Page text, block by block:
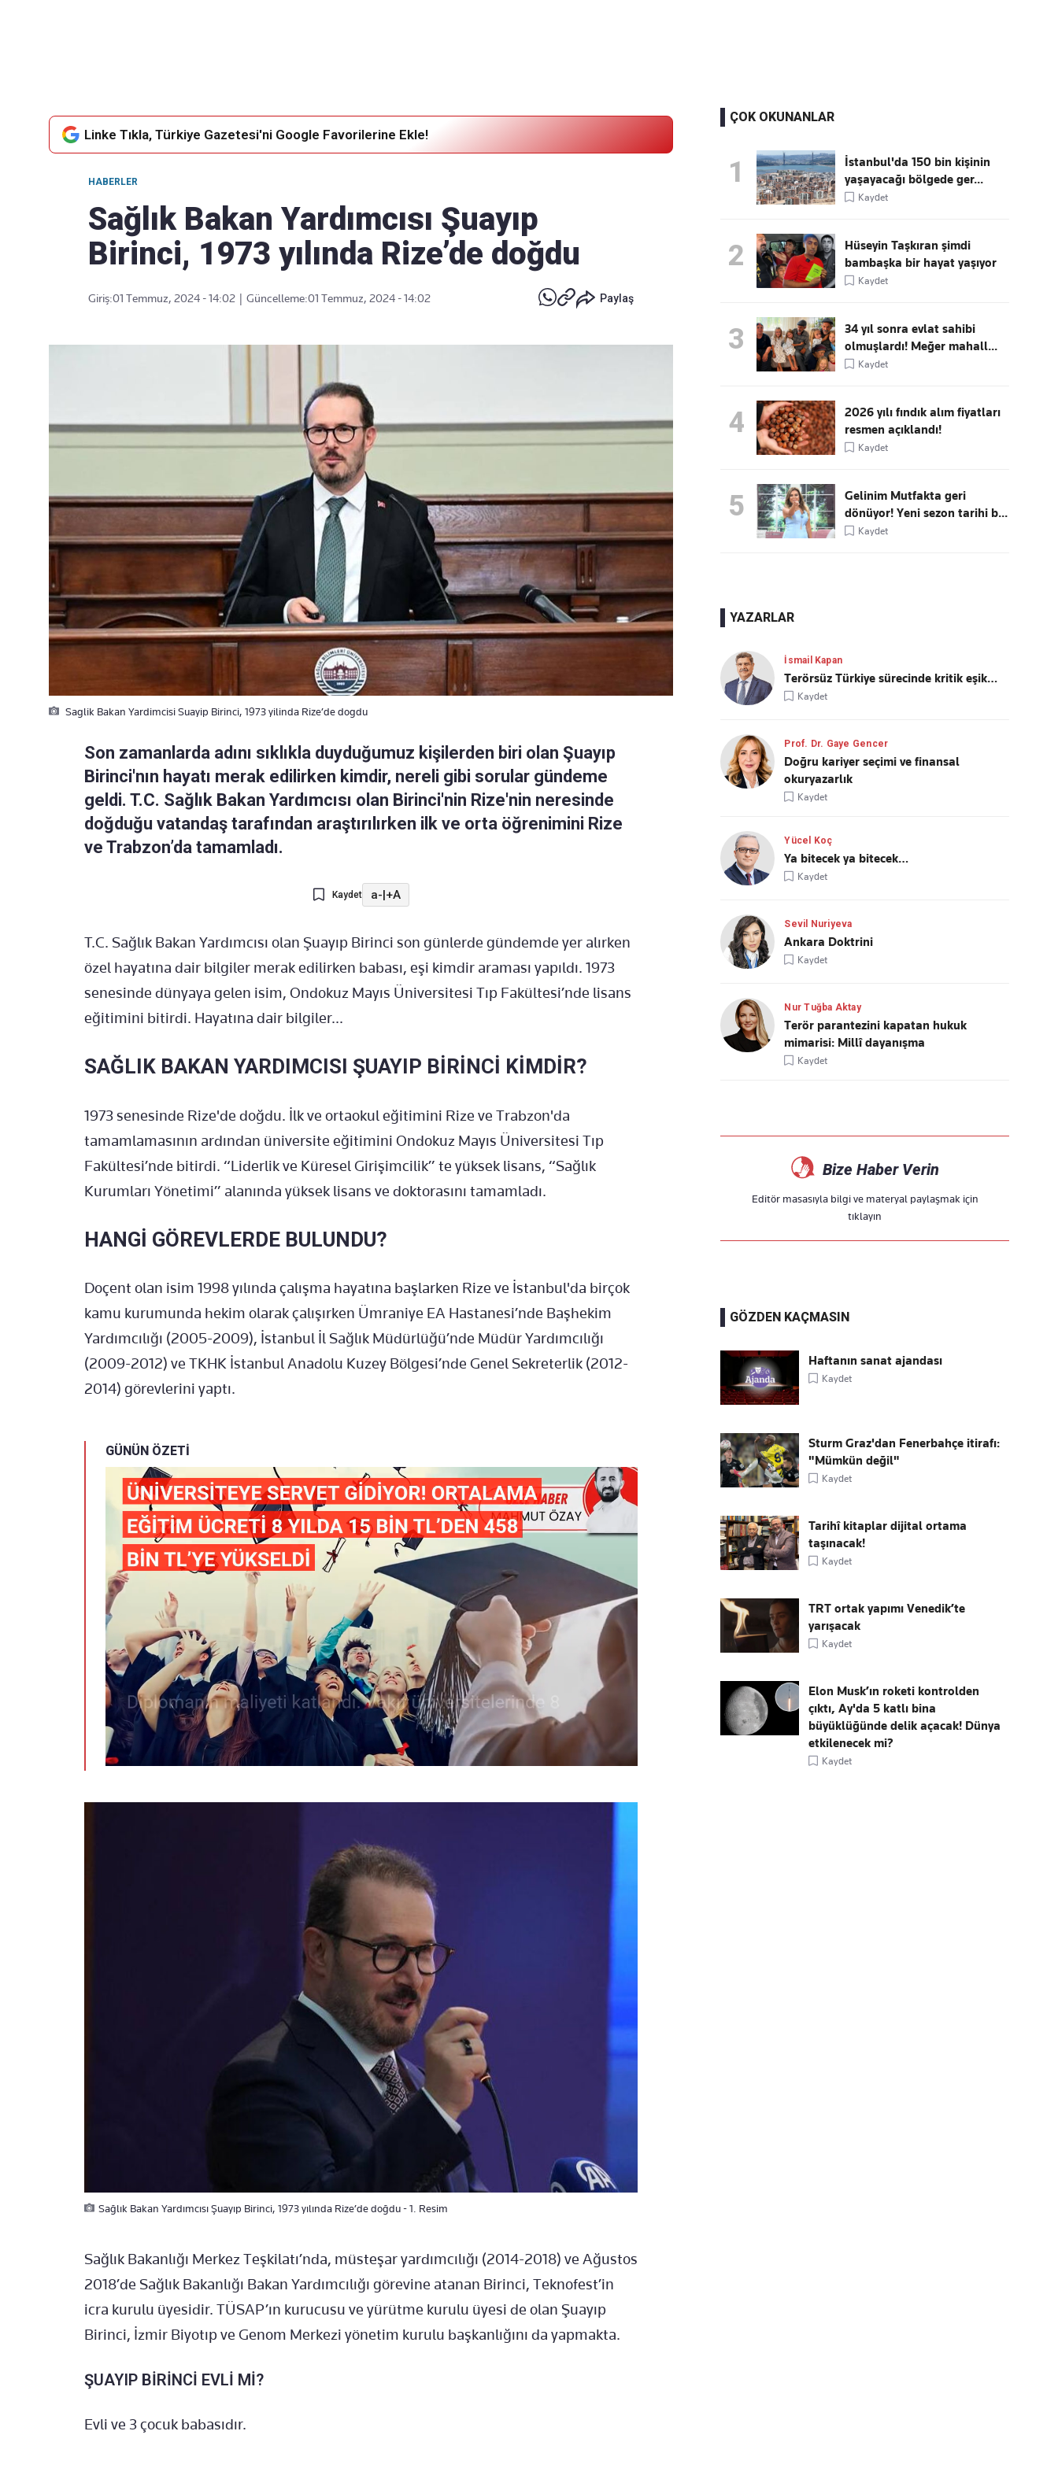
Linke Tıkla, Türkiye Gazetesi'ni Google Favorilerine Ekle!
HABERLER
Sağlık Bakan Yardımcısı Şuayıp
Birinci, 1973 yılında Rize’de doğdu
Giriş:01 Temmuz, 2024 - 14:02 Güncelleme:01 Temmuz, 2024 - 14:02 Paylaş
Saglik Bakan Yardimcisi Suayip Birinci, 1973 yilinda Rize’de dogdu
Son zamanlarda adını sıklıkla duyduğumuz kişilerden biri olan Şuayıp
Birinci'nın hayatı merak edilirken kimdir, nereli gibi sorular gündeme
geldi. T.C. Sağlık Bakan Yardımcısı olan Birinci'nin Rize'nin neresinde
doğduğu vatandaş tarafından araştırılırken ilk ve orta öğrenimini Rize
ve Trabzon’da tamamladı.
Kaydet a-|+A
T.C. Sağlık Bakan Yardımcısı olan Şuayıp Birinci son günlerde gündemde yer alırken
özel hayatına dair bilgiler merak edilirken babası, eşi kimdir araması yapıldı. 1973
senesinde dünyaya gelen isim, Ondokuz Mayıs Üniversitesi Tıp Fakültesi’nde lisans
eğitimini bitirdi. Hayatına dair bilgiler...
SAĞLIK BAKAN YARDIMCISI ŞUAYIP BİRİNCİ KİMDİR?
1973 senesinde Rize'de doğdu. İlk ve ortaokul eğitimini Rize ve Trabzon'da
tamamlamasının ardından üniversite eğitimini Ondokuz Mayıs Üniversitesi Tıp
Fakültesi’nde bitirdi. “Liderlik ve Küresel Girişimcilik” te yüksek lisans, “Sağlık
Kurumları Yönetimi” alanında yüksek lisans ve doktorasını tamamladı.
HANGİ GÖREVLERDE BULUNDU?
Doçent olan isim 1998 yılında çalışma hayatına başlarken Rize ve İstanbul'da birçok
kamu kurumunda hekim olarak çalışırken Ümraniye EA Hastanesi’nde Başhekim
Yardımcılığı (2005-2009), İstanbul İl Sağlık Müdürlüğü’nde Müdür Yardımcılığı
(2009-2012) ve TKHK İstanbul Anadolu Kuzey Bölgesi’nde Genel Sekreterlik (2012-
2014) görevlerini yaptı.
GÜNÜN ÖZETİ
Sağlık Bakan Yardımcısı Şuayıp Birinci, 1973 yılında Rize’de doğdu - 1. Resim
Sağlık Bakanlığı Merkez Teşkilatı’nda, müsteşar yardımcılığı (2014-2018) ve Ağustos
2018’de Sağlık Bakanlığı Bakan Yardımcılığı görevine atanan Birinci, Teknofest’in
icra kurulu üyesidir. TÜSAP’ın kurucusu ve yürütme kurulu üyesi de olan Şuayıp
Birinci, İzmir Biyotıp ve Genom Merkezi yönetim kurulu başkanlığını da yapmakta.
ŞUAYIP BİRİNCİ EVLİ Mİ?
Evli ve 3 çocuk babasıdır.
ÇOK OKUNANLAR
1
İstanbul'da 150 bin kişinin
yaşayacağı bölgede ger...
Kaydet
2
Hüseyin Taşkıran şimdi
bambaşka bir hayat yaşıyor
Kaydet
3
34 yıl sonra evlat sahibi
olmuşlardı! Meğer mahall...
Kaydet
4
2026 yılı fındık alım fiyatları
resmen açıklandı!
Kaydet
5
Gelinim Mutfakta geri
dönüyor! Yeni sezon tarihi b...
Kaydet
YAZARLAR
İsmail Kapan
Terörsüz Türkiye sürecinde kritik eşik…
Kaydet
Prof. Dr. Gaye Gencer
Doğru kariyer seçimi ve finansal
okuryazarlık
Kaydet
Yücel Koç
Ya bitecek ya bitecek…
Kaydet
Sevil Nuriyeva
Ankara Doktrini
Kaydet
Nur Tuğba Aktay
Terör parantezini kapatan hukuk
mimarisi: Millî dayanışma
Kaydet
Bize Haber Verin
Editör masasıyla bilgi ve materyal paylaşmak için
tıklayın
GÖZDEN KAÇMASIN
Haftanın sanat ajandası
Kaydet
Sturm Graz'dan Fenerbahçe itirafı:
"Mümkün değil"
Kaydet
Tarihî kitaplar dijital ortama
taşınacak!
Kaydet
TRT ortak yapımı Venedik’te
yarışacak
Kaydet
Elon Musk’ın roketi kontrolden
çıktı, Ay'da 5 katlı bina
büyüklüğünde delik açacak! Dünya
etkilenecek mi?
Kaydet